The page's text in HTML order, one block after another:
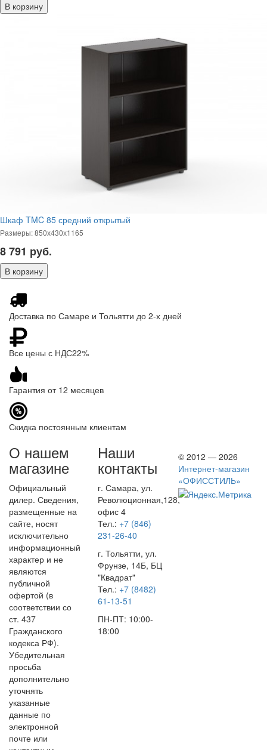
Шкаф TMC 85 средний открытый
Размеры: 850х430х1165
8 791 руб.
Доставка по Самаре и Тольятти до 2-х дней
Все цены с НДС22%
Гарантия от 12 месяцев
Скидка постоянным клиентам
О нашем
магазине
Официальный
дилер. Сведения,
размещенные на
сайте, носят
исключительно
информационный
характер и не
являются
публичной
офертой (в
соответствии со
ст. 437
Гражданского
кодекса РФ).
Убедительная
просьба
дополнительно
уточнять
указанные
данные по
электронной
почте или
Наши
контакты
г. Самара, ул.
Революционная,128,
офис 4
Тел.: +7 (846)
231-26-40
г. Тольятти, ул.
Фрунзе, 14Б, БЦ
"Квадрат"
Тел.: +7 (8482)
61-13-51
ПН-ПТ: 10:00-
18:00
© 2012 — 2026
Интернет-магазин
«ОФИССТИЛЬ»